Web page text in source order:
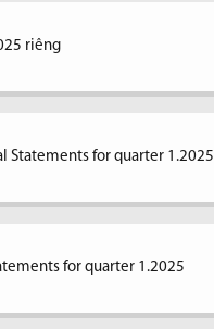
riêng
Statements for quarter 1.2025
for quarter 1.2025